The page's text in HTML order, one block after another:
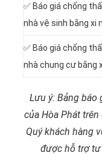
✅ Báo giá chống
nhà vệ sinh bằng xi
✅ Báo giá chống
nhà chung cư bằng
Lưu ý: Bảng báo
của Hòa Phát
Quý khách hàng
được hỗ trợ tư